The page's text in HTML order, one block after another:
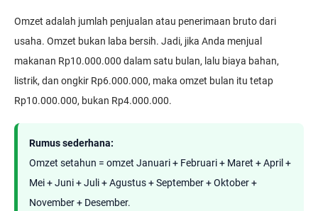
Omzet adalah jumlah penjualan atau penerimaan bruto dari
usaha. Omzet bukan laba bersih. Jadi, jika Anda menjual
makanan Rp10.000.000 dalam satu bulan, lalu biaya bahan,
listrik, dan ongkir Rp6.000.000, maka omzet bulan itu tetap
Rp10.000.000, bukan Rp4.000.000.
Rumus sederhana:
Omzet setahun = omzet Januari + Februari + Maret + April +
Mei + Juni + Juli + Agustus + September + Oktober +
November + Desember.